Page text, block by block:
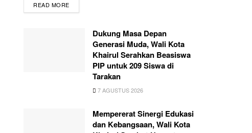
READ MORE
Dukung Masa Depan
Generasi Muda, Wali Kota
Khairul Serahkan Beasiswa
PIP untuk 209 Siswa di
Tarakan
7 AGUSTUS 2026
Mempererat Sinergi Edukasi
dan Kebangsaan, Wali Kota